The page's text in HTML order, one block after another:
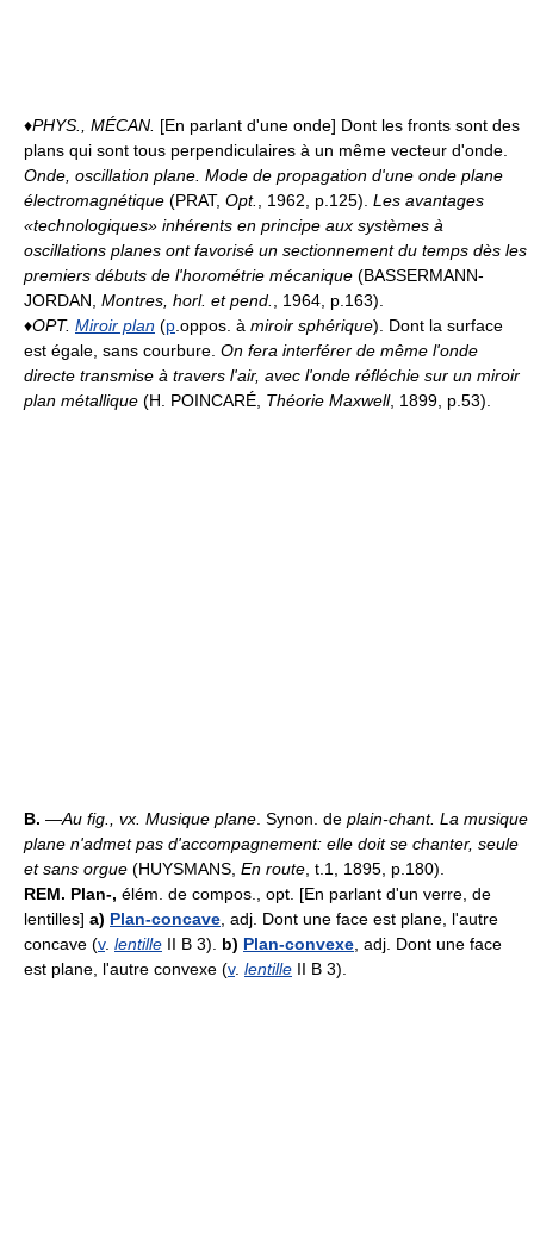
♦PHYS., MÉCAN. [En parlant d'une onde] Dont les fronts sont des
plans qui sont tous perpendiculaires à un même vecteur d'onde.
Onde, oscillation plane. Mode de propagation d'une onde plane
électromagnétique (PRAT, Opt. , 1962, p.125). Les avantages
«technologiques» inhérents en principe aux systèmes à
oscillations planes ont favorisé un sectionnement du temps dès les
premiers débuts de l'horométrie mécanique (BASSERMANN-
JORDAN, Montres, horl. et pend.
, 1964, p.163).
♦OPT. Miroir plan (p .oppos. à miroir sphérique). Dont la surface
est égale, sans courbure. On fera interférer de même l'onde
directe transmise à travers l'air, avec l'onde réfléchie sur un miroir
plan métallique (H. POINCARÉ, Théorie Maxwell, 1899, p.53).
B. —Au fig., vx. Musique plane . Synon. de plain-chant. La musique
plane n'admet pas d'accompagnement: elle doit se chanter, seule
et sans orgue (HUYSMANS, En route , t.1, 1895, p.180).
REM. Plan-, élém. de compos., opt. [En parlant d'un verre, de
lentilles] a) Plan-concave , adj. Dont une face est plane, l'autre
concave (v. lentille II B 3). b) Plan-convexe , adj. Dont une face
est plane, l'autre convexe (v. lentille II B 3).